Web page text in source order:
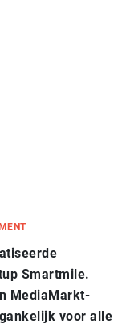
Smartmile.
MediaMarkt-
voor alle